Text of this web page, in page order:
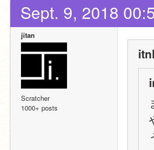
Sept. 9, 2018
jitan
Scratcher
1000+ posts